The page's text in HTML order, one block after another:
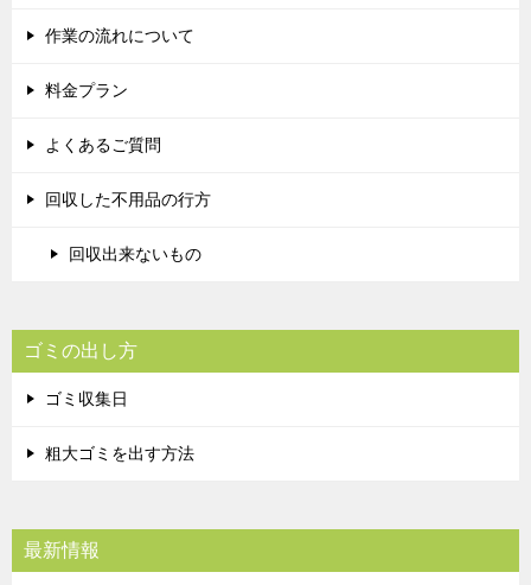
作業の流れについて
料金プラン
よくあるご質問
回収した不用品の行方
回収出来ないもの
ゴミの出し方
ゴミ収集日
粗大ゴミを出す方法
最新情報